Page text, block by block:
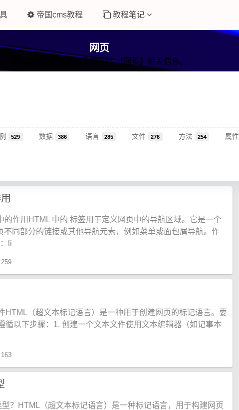
帝国cms教程 教程笔记
网页
以下是易笔记为您找到的67个【网页】相关信息。
529 数据 386 语言 285 文件 276 方法 254 属性
的作用HTML 中的 标签用于定义网页中的导航区域。它是一个
不同部分的链接或其他导航元素，例如菜单或面包屑导航。作
li
259
HTML（超文本标记语言）是一种用于创建网页的标记语言。要
循以下步骤：1. 创建一个文本文件使用文本编辑器（如记事本
163
？HTML（超文本标记语言）是一种标记语言，用于构建网页